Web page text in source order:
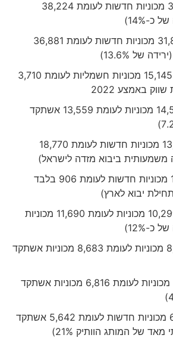
קיה עם 32,873 מכוניות חדשות לעומת 38,224
טויוטה עם 31,865 מכוניות חדשות לעומת 36,881
BYDAuto עם 15,145 מכוניות חשמליות לעומת 3,710
באמצע 2022
שקודה עם 14,543 מכוניות לעומת 13,559 אשתקד
מזדה עם 13,780 מכוניות חדשות לעומת 18,770
ביבוא מזדה לישראל)
צ'רי עם 11,162 מכוניות חדשות לעומת 906 בלבד
מיצובישי עם 10,299 מכוניות לעומת 11,690 מכוניות
סוזוקי עם 8,851 מכוניות לעומת 8,683 מכוניות אשתקד
ג'ילי עם 7,129 מכוניות לעומת 6,816 מכוניות אשתקד
פיג'ו עם 6,844 מכוניות חדשות לעומת 5,642 אשתקד
של המותג הוותיק 21%)